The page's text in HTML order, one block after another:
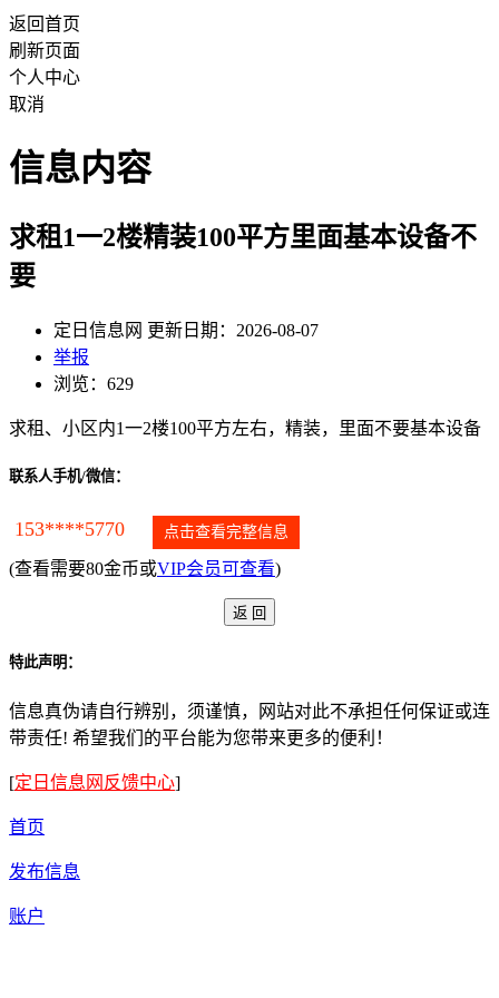
返回首页
刷新页面
个人中心
取消
信息内容
求租1一2楼精装100平方里面基本设备不
要
定日信息网 更新日期：2026-08-07
举报
浏览：629
求租、小区内1一2楼100平方左右，精装，里面不要基本设备
联系人手机/微信：
153****5770 点击查看完整信息
(查看需要80金币或VIP会员可查看)
特此声明：
信息真伪请自行辨别，须谨慎，网站对此不承担任何保证或连
带责任! 希望我们的平台能为您带来更多的便利！
[定日信息网反馈中心]
首页
发布信息
账户